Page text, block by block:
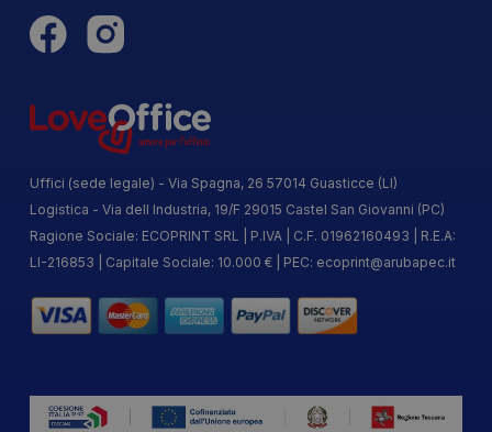
Uffici (sede legale) - Via Spagna, 26 57014 Guasticce (LI)
Logistica - Via dell Industria, 19/F 29015 Castel San Giovanni (PC)
Ragione Sociale: ECOPRINT SRL | P.IVA | C.F. 01962160493 | R.E.A:
LI-216853 | Capitale Sociale: 10.000 € | PEC: ecoprint@arubapec.it